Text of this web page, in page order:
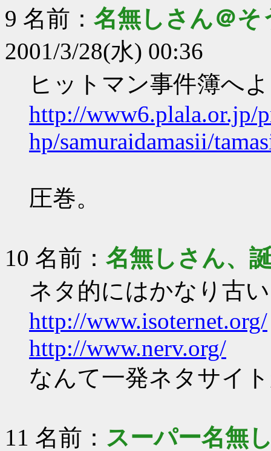
9 名前： 名無しさん＠そ
2001/3/28(水) 00:36
ヒットマン事件簿へ
http://www6.plala.or.jp/
hp/samuraidamasii/
圧巻。
10 名前： 名無しさん、
ネタ的にはかなり古
http://www.isoternet.org/
http://www.nerv.org/
なんて一発ネタサイ
11 名前： スーパー名無